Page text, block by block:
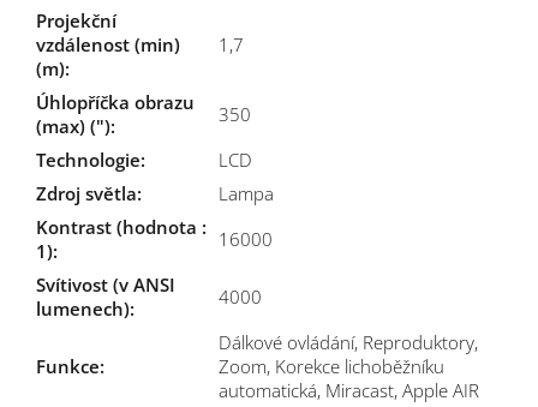
Projekční
vzdálenost (min)
(m):
1,7
Úhlopříčka obrazu
(max) ("):
350
Technologie:
LCD
Zdroj světla:
Lampa
Kontrast (hodnota :
1):
16000
Svítivost (v ANSI
lumenech): 4000
Funkce:
Dálkové ovládání, Reproduktory,
Zoom, Korekce lichoběžníku
automatická, Miracast, Apple AIR